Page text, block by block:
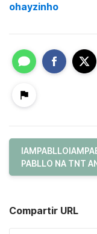
ohayzinho
PABLLO NA TNT
Compartir URL